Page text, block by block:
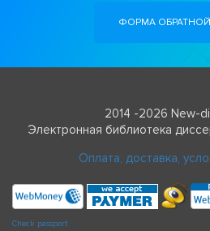
ФОРМА
2014 -2026 New-
Электронная библиотека
Оплата, доставка,
Check passport